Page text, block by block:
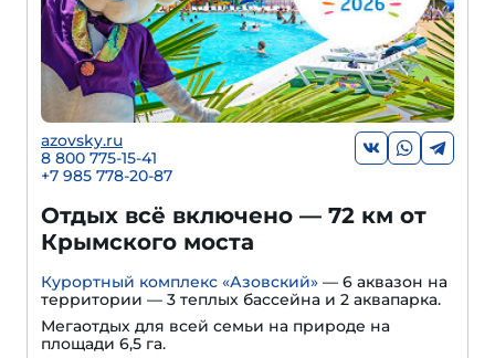
azovsky.ru
8 800 775-15-41
+7 985 778-20-87
Отдых всё включено — 72 км от
Крымского моста
Курортный комплекс «Азовский» — 6 аквазон на
территории — 3 теплых бассейна и 2 аквапарка.
Мегаотдых для всей семьи на природе на
площади 6,5 га.